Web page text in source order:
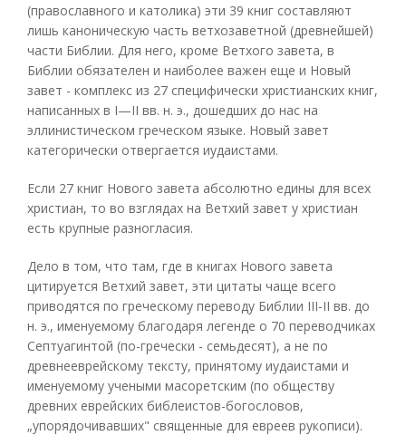
(православного и католика) эти 39 книг составляют
лишь каноническую часть ветхозаветной (древнейшей)
части Библии. Для него, кроме Ветхого завета, в
Библии обязателен и наиболее важен еще и Новый
завет - комплекс из 27 специфически христианских книг,
написанных в I—II вв. н. э., дошедших до нас на
эллинистическом греческом языке. Новый завет
категорически отвергается иудаистами.
Если 27 книг Нового завета абсолютно едины для всех
христиан, то во взглядах на Ветхий завет у христиан
есть крупные разногласия.
Дело в том, что там, где в книгах Нового завета
цитируется Ветхий завет, эти цитаты чаще всего
приводятся по греческому переводу Библии III-II вв. до
н. э., именуемому благодаря легенде о 70 переводчиках
Септуагинтой (по-гречески - семьдесят), а не по
древнееврейскому тексту, принятому иудаистами и
именуемому учеными масоретским (по обществу
древних еврейских библеистов-богословов,
„упорядочивавших" священные для евреев рукописи).